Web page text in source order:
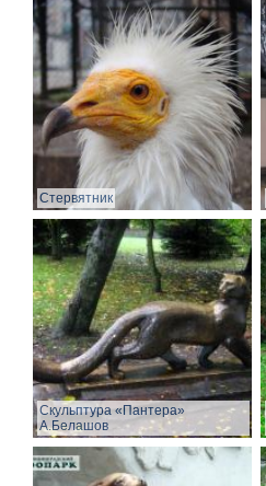
Стервятник
Скульптура «Пантера»
А.Белашов